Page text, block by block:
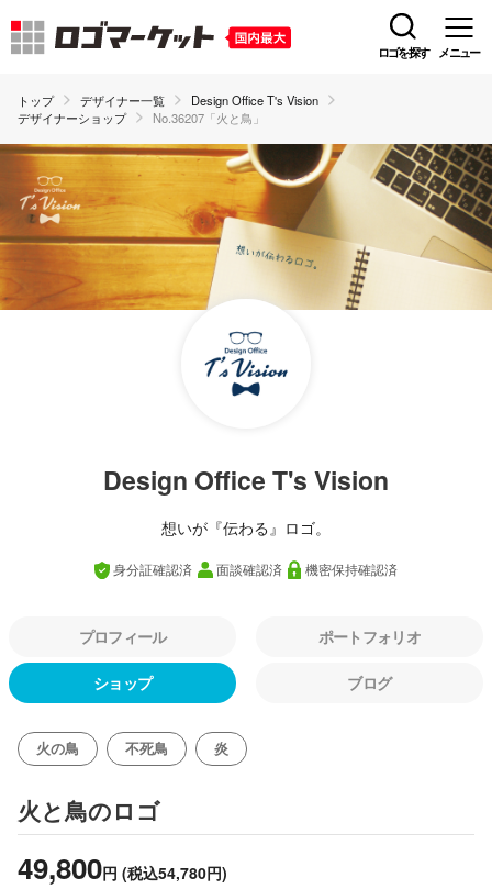
ロゴを探す メニュー
トップ デザイナー一覧
Design Office T's Vision
デザイナーショップ
No.36207「火と鳥」
Design Office T's Vision
想いが『伝わる』ロゴ。
身分証確認済 面談確認済 機密保持確認済
プロフィール ポートフォリオ
ショップ ブログ
火の鳥 不死鳥 炎
火と鳥のロゴ
49,800円 (税込54,780円)